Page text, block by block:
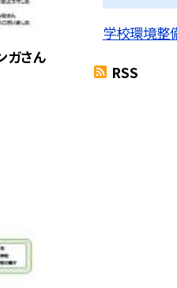
ガさん
学校環境整
RSS